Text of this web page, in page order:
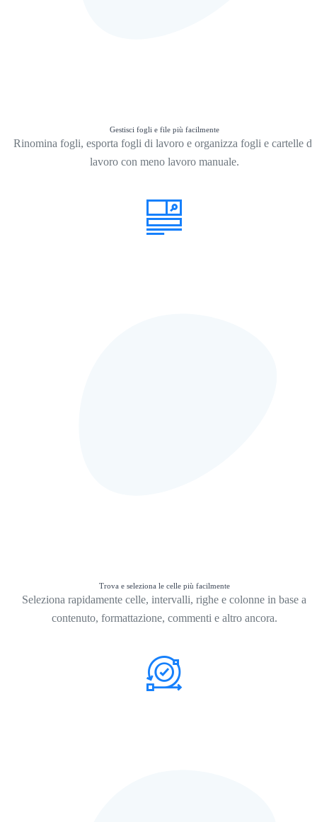
Gestisci fogli e file più facilmente
Rinomina fogli, esporta fogli di lavoro e organizza fogli e cartelle di
lavoro con meno lavoro manuale.
Trova e seleziona le celle più facilmente
Seleziona rapidamente celle, intervalli, righe e colonne in base a
contenuto, formattazione, commenti e altro ancora.